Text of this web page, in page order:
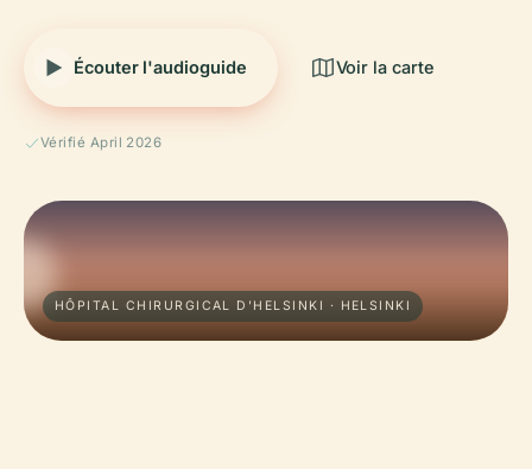
Écouter l'audioguide Voir la carte
Vérifié April 2026
HÔPITAL CHIRURGICAL D'HELSINKI · HELSINKI